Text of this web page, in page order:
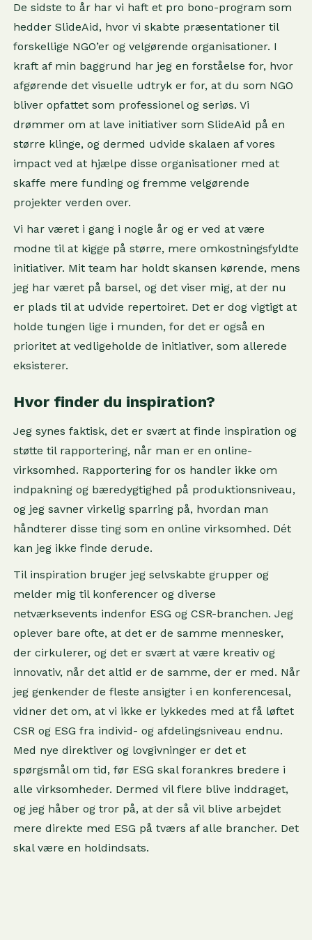
De sidste to år har vi haft et pro bono-program som
hedder SlideAid, hvor vi skabte præsentationer til
forskellige NGO’er og velgørende organisationer. I
kraft af min baggrund har jeg en forståelse for, hvor
afgørende det visuelle udtryk er for, at du som NGO
bliver opfattet som professionel og seriøs. Vi
drømmer om at lave initiativer som SlideAid på en
større klinge, og dermed udvide skalaen af vores
impact ved at hjælpe disse organisationer med at
skaffe mere funding og fremme velgørende
projekter verden over.
Vi har været i gang i nogle år og er ved at være
modne til at kigge på større, mere omkostningsfyldte
initiativer. Mit team har holdt skansen kørende, mens
jeg har været på barsel, og det viser mig, at der nu
er plads til at udvide repertoiret. Det er dog vigtigt at
holde tungen lige i munden, for det er også en
prioritet at vedligeholde de initiativer, som allerede
eksisterer.
Hvor finder du inspiration?
Jeg synes faktisk, det er svært at finde inspiration og
støtte til rapportering, når man er en online-
virksomhed. Rapportering for os handler ikke om
indpakning og bæredygtighed på produktionsniveau,
og jeg savner virkelig sparring på, hvordan man
håndterer disse ting som en online virksomhed. Dét
kan jeg ikke finde derude.
Til inspiration bruger jeg selvskabte grupper og
melder mig til konferencer og diverse
netværksevents indenfor ESG og CSR-branchen. Jeg
oplever bare ofte, at det er de samme mennesker,
der cirkulerer, og det er svært at være kreativ og
innovativ, når det altid er de samme, der er med. Når
jeg genkender de fleste ansigter i en konferencesal,
vidner det om, at vi ikke er lykkedes med at få løftet
CSR og ESG fra individ- og afdelingsniveau endnu.
Med nye direktiver og lovgivninger er det et
spørgsmål om tid, før ESG skal forankres bredere i
alle virksomheder. Dermed vil flere blive inddraget,
og jeg håber og tror på, at der så vil blive arbejdet
mere direkte med ESG på tværs af alle brancher. Det
skal være en holdindsats.